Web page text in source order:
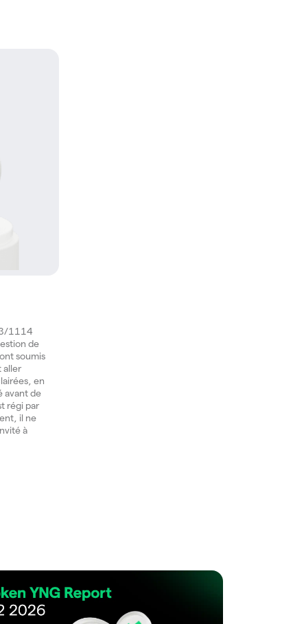
1114
de
soumis
aller
en
avant de
régi par
il ne
à